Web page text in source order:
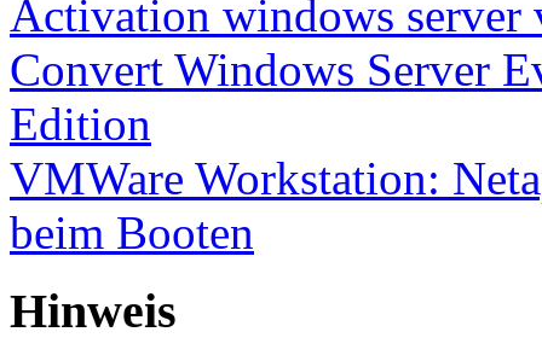
Activation windows server
Convert Windows Server
Edition
VMWare Workstation:
beim Booten
Hinweis